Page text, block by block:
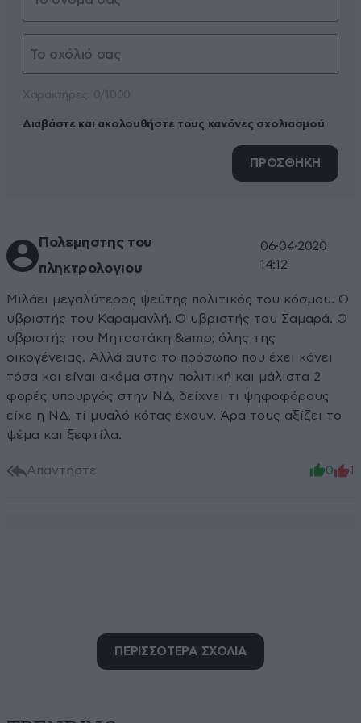
Διαβάστε και ακολουθήστε τους κανόνες σχολιασμού
ΠΡΟΣΘΗΚΗ
Πολεμηστης του
πληκτρολογιου
06·04·2020
14:12
Μιλάει μεγαλύτερος ψεύτης πολιτικός του κόσμου. Ο
υβριστής του Καραμανλή. Ο υβριστής του Σαμαρά. Ο
υβριστής του Μητσοτάκη &amp; όλης της
οικογένειας. Αλλά αυτο το πρόσωπο που έχει κάνει
τόσα και είναι ακόμα στην πολιτική και μάλιστα 2
φορές υπουργός στην ΝΔ, δείχνει τι ψηφοφόρους
είχε η ΝΔ, τί μυαλό κότας έχουν. Άρα τους αξίζει το
ψέμα και ξεφτίλα.
Απαντήστε 0 1
ΠΕΡΙΣΣΟΤΕΡΑ ΣΧΟΛΙΑ